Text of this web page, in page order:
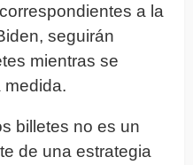
a la
seguirán
mientras se
medida.
billetes no es un
de una estrategia